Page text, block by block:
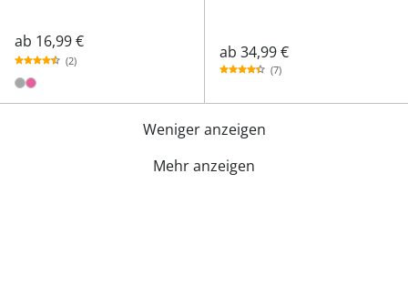
ab 16,99 €
(2) ab 34,99 €
(7)
Weniger anzeigen
Mehr anzeigen